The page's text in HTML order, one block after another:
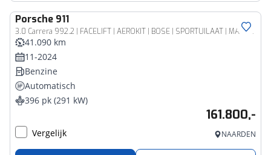
Porsche 911
3.0 Carrera 992.2 | FACELIFT | AEROKIT | BOSE | SPORTUILAAT | MATRIX
41.090 km
11-2024
Benzine
Automatisch
396 pk (291 kW)
161.800,-
Vergelijk NAARDEN